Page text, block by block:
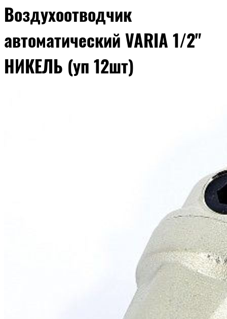
Воздухоотводчик
автоматический VARIA 1/2"
НИКЕЛЬ (уп 12шт)